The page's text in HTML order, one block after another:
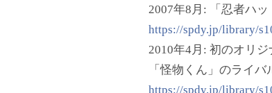
2007年8月: 「忍者ハ
https://spdy.jp/library/
2010年4月: 初のオリジ
「怪物くん」のライ
https://spdy.jp/library/